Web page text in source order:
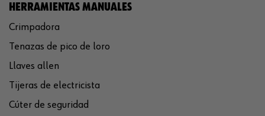
HERRAMIENTAS MANUALES
Crimpadora
Tenazas de pico de loro
Llaves allen
Tijeras de electricista
Cúter de seguridad